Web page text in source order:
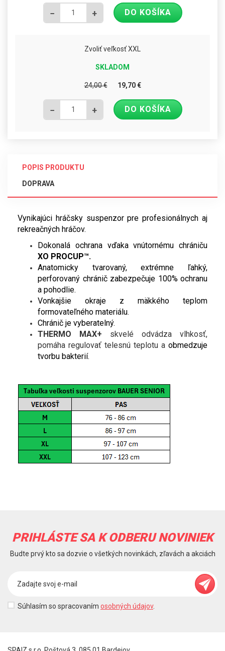
− + DO KOŠÍKA
Zvoliť veľkosť XXL
SKLADOM
24,00€ 19,70€
− + DO KOŠÍKA
POPIS PRODUKTU
DOPRAVA
Vynikajúci hráčsky suspenzor pre profesionálnych aj
rekreačných hráčov.
Dokonalá ochrana vďaka vnútornému chrániču
XO PROCUP™.
Anatomicky tvarovaný, extrémne ľahký,
perforovaný chránič zabezpečuje 100% ochranu
a pohodlie.
Vonkajšie okraje z mäkkého teplom
formovateľného materiálu.
Chránič je vyberatelný.
THERMO MAX+ skvelé odvádza vlhkosť,
pomáha regulovať telesnú teplotu a obmedzuje
tvorbu bakterií.
PRIHLÁSTE SA K ODBERU NOVINIEK
Budte prvý kto sa dozvie o všetkých novinkách, zľavách a akciách
Súhlasím so spracovaním osobných údajov.